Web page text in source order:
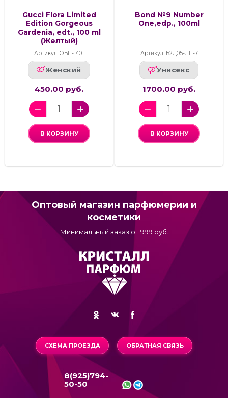
Gucci Flora Limited
Edition Gorgeous
Gardenia, edt., 100 ml
(Желтый)
Артикул: ОБП-1401
Женский
450.00 руб.
В КОРЗИНУ
Bond №9 Number
One,edp., 100ml
Артикул: Б2Д05-ЛП-7
Унисекс
1700.00 руб.
В КОРЗИНУ
Оптовый магазин парфюмерии и
косметики
Минимальный заказ от 999 руб.
СХЕМА ПРОЕЗДА ОБРАТНАЯ СВЯЗЬ
8(925)794-
50-50